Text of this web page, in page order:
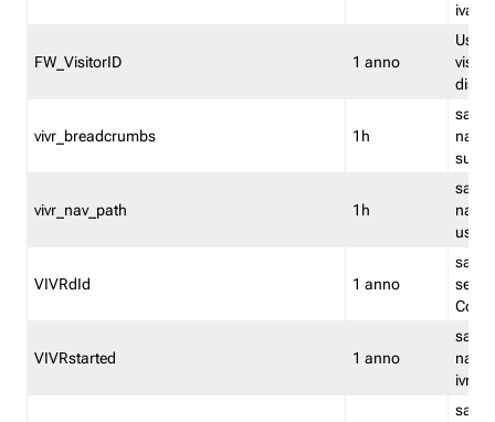
iva/
FW_VisitorID 1 anno
vivr_breadcrumbs 1h
salva
su
vivr_nav_path 1h
salva
VIVRdId 1 anno
salva
Convy
VIVRstarted 1 anno
salva
ivr
salva